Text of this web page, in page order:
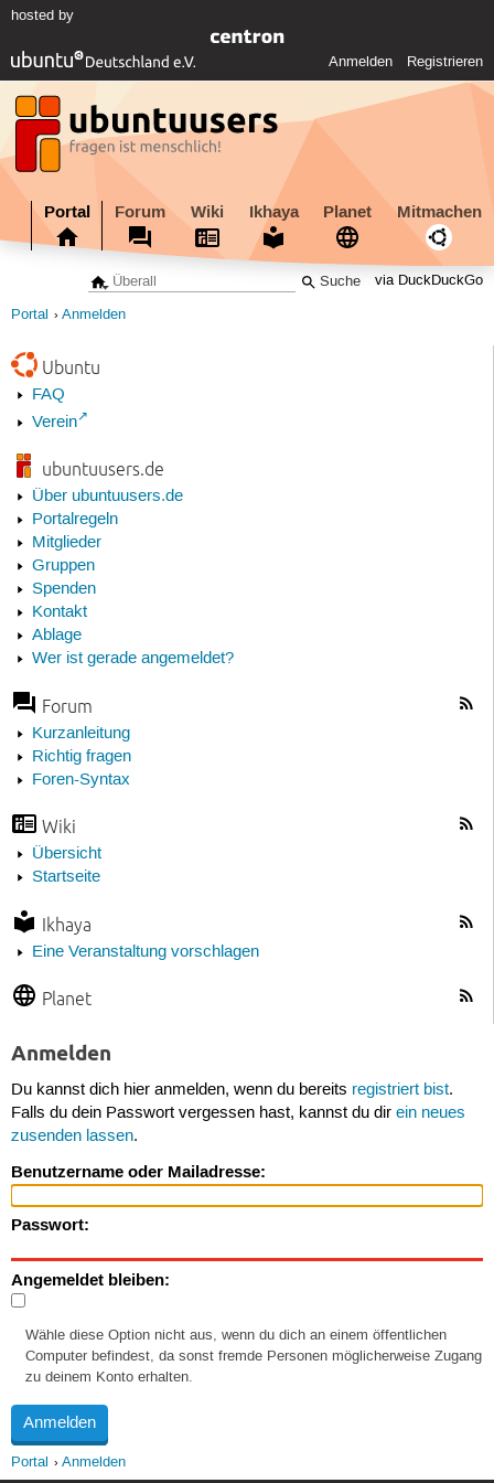
hosted by
Anmelden Registrieren
Portal Forum Wiki Ikhaya Planet Mitmachen
via DuckDuckGo
Portal Anmelden
Ubuntu
FAQ
Verein
ubuntuusers.de
Über ubuntuusers.de
Portalregeln
Mitglieder
Gruppen
Spenden
Kontakt
Ablage
Wer ist gerade angemeldet?
Forum
Kurzanleitung
Richtig fragen
Foren-Syntax
Wiki
Übersicht
Startseite
Ikhaya
Eine Veranstaltung vorschlagen
Planet
Anmelden
Du kannst dich hier anmelden, wenn du bereits registriert bist.
Falls du dein Passwort vergessen hast, kannst du dir ein neues
zusenden lassen.
Benutzername oder Mailadresse:
Passwort:
Angemeldet bleiben:
Wähle diese Option nicht aus, wenn du dich an einem öffentlichen
Computer befindest, da sonst fremde Personen möglicherweise Zugang
zu deinem Konto erhalten.
Portal Anmelden